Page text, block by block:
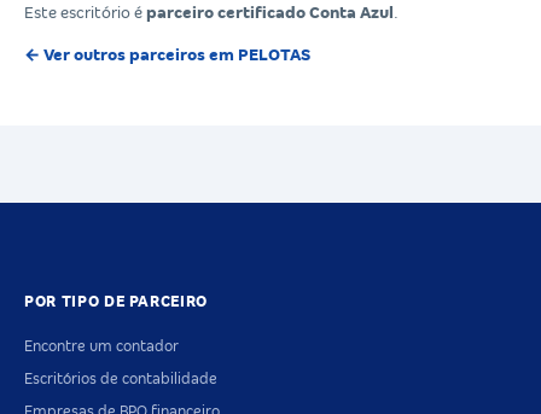
Este escritório é parceiro certificado Conta Azul
← Ver outros parceiros em PELOTAS
POR TIPO DE PARCEIRO
Encontre um contador
Escritórios de contabilidade